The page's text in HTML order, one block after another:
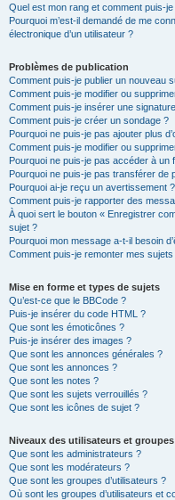
Quel est mon rang et comment puis-je
Pourquoi m’est-il demandé de me
électronique d’un utilisateur ?
Problèmes de publication
Comment puis-je publier un nouveau
Comment puis-je modifier ou
Comment puis-je insérer une
Comment puis-je créer un sondage ?
Pourquoi ne puis-je pas ajouter plus
Comment puis-je modifier ou
Pourquoi ne puis-je pas accéder à un
Pourquoi ne puis-je pas transférer de
Pourquoi ai-je reçu un avertissement ?
Comment puis-je rapporter des
À quoi sert le bouton « Enregistrer
sujet ?
Pourquoi mon message a-t-il besoin
Comment puis-je remonter mes sujets
Mise en forme et types de sujets
Qu’est-ce que le BBCode ?
Puis-je insérer du code HTML ?
Que sont les émoticônes ?
Puis-je insérer des images ?
Que sont les annonces générales ?
Que sont les annonces ?
Que sont les notes ?
Que sont les sujets verrouillés ?
Que sont les icônes de sujet ?
Niveaux des utilisateurs et
Que sont les administrateurs ?
Que sont les modérateurs ?
Que sont les groupes d’utilisateurs ?
Où sont les groupes d’utilisateurs et